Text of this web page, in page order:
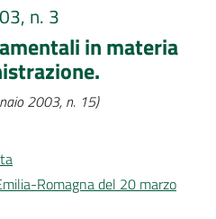
n. 3
in materia
2003, n. 15)
Romagna del 20 marzo